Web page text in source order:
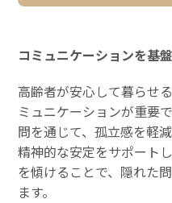
コミュニケーションを基
高齢者が安心して暮らせ
ミュニケーションが重要
問を通じて、孤立感を軽
精神的な安定をサポート
を傾けることで、隠れた
ます。